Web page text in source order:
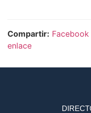
Compartir: Facebook
enlace